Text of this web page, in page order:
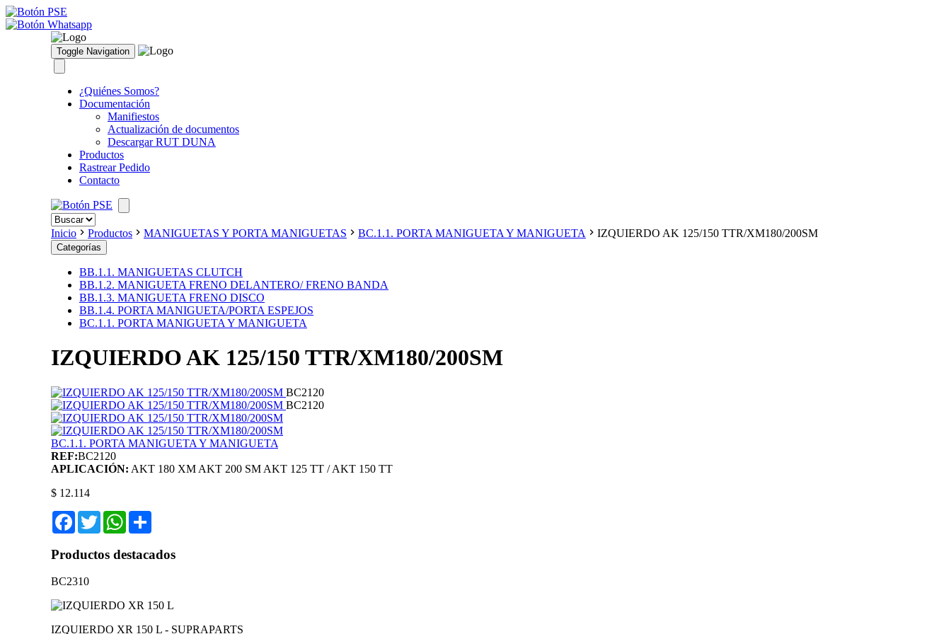
Toggle Navigation
¿Quiénes Somos?
Documentación
Manifiestos
Actualización de documentos
Descargar RUT DUNA
Productos
Rastrear Pedido
Contacto
Inicio Productos MANIGUETAS Y PORTA MANIGUETAS BC.1.1. PORTA MANIGUETA Y MANIGUETA IZQUIERDO AK 125/150 TTR/XM180/200SM
Categorías
BB.1.1. MANIGUETAS CLUTCH
BB.1.2. MANIGUETA FRENO DELANTERO/ FRENO BANDA
BB.1.3. MANIGUETA FRENO DISCO
BB.1.4. PORTA MANIGUETA/PORTA ESPEJOS
BC.1.1. PORTA MANIGUETA Y MANIGUETA
IZQUIERDO AK 125/150 TTR/XM180/200SM
BC2120
BC2120
BC.1.1. PORTA MANIGUETA Y MANIGUETA
REF:BC2120
APLICACIÓN: AKT 180 XM AKT 200 SM AKT 125 TT / AKT 150 TT
$ 12.114
Facebook
TwitterWhatsApp
Productos destacados
BC2310
IZQUIERDO XR 150 L - SUPRAPARTS